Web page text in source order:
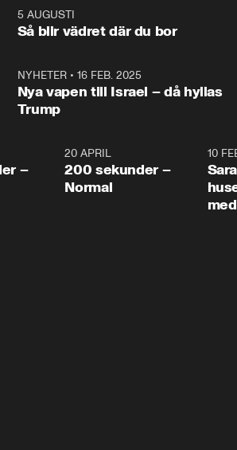
5 AUGUSTI
Så blir vädret där du bor
NYHETER• 16 FEB. 2025
Nya vapen till Israel – då hyllas
Trump
4:23
–
20 APRIL
200 sekunder –
Normal
10